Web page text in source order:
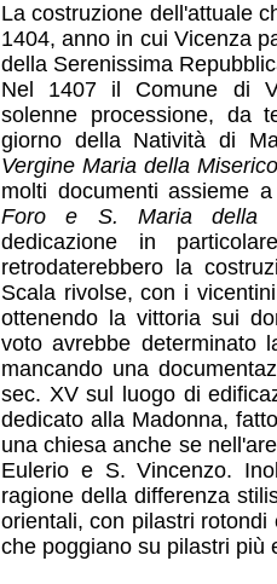
La costruzione dell'attuale
1404, anno in cui Vicenza
della Serenissima
Nel 1407 il Comune di
solenne processione, da
giorno della Natività di
Vergine Maria della
molti documenti assieme
Foro e S. Maria della
dedicazione in
retrodaterebbero la
Scala rivolse, con i
ottenendo la vittoria sui
voto avrebbe determinato
mancando una
sec. XV sul luogo di
dedicato alla Madonna,
una chiesa anche se
Eulerio e S. Vincenzo.
ragione della differenza
orientali, con pilastri
che poggiano su pilastri più